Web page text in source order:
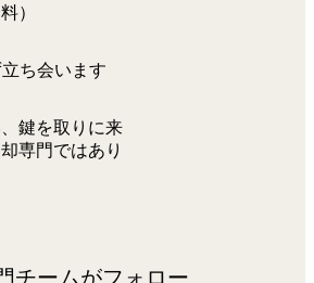
）
立ち会います
鍵を取りに来
専門ではあり
チームがフォロー